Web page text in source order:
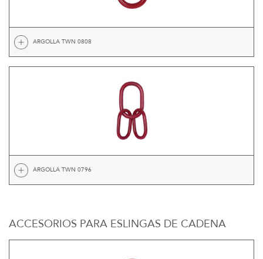
ARGOLLA TWN 0808
ARGOLLA TWN 0796
ACCESORIOS PARA ESLINGAS DE CADENA